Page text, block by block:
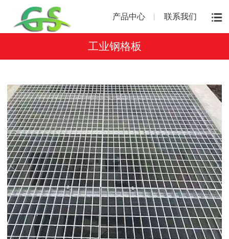
产品中心 联系我们
工业钢格板